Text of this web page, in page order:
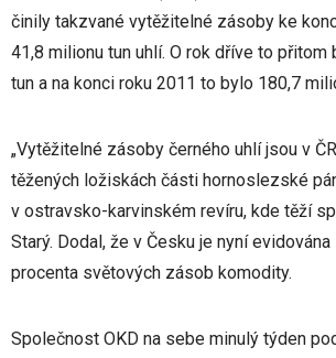
činily takzvané vytěžitelné zásoby ke
41,8 milionu tun uhlí. O rok dříve to přitom
tun a na konci roku 2011 to bylo 180,7
„Vytěžitelné zásoby černého uhlí jsou v
těžených ložiskách části hornoslezské
v ostravsko-karvinském revíru, kde těží
Starý. Dodal, že v Česku je nyní
procenta světových zásob komodity.
Společnost OKD na sebe minulý týden